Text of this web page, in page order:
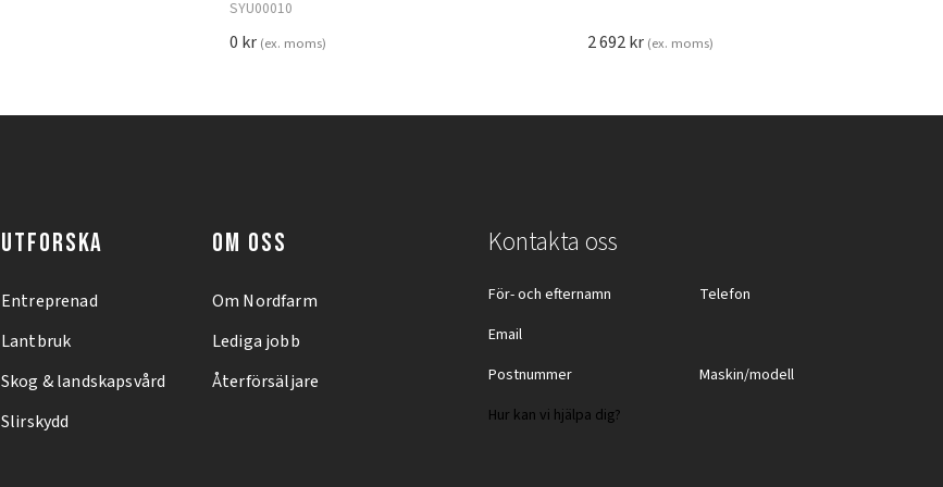
SYU00010
0 kr (ex. moms) 2 692kr (ex. moms)
UTFORSKA
Entreprenad
Lantbruk
Skog & landskapsvård
Slirskydd
OM OSS
Om Nordfarm
Lediga jobb
Återförsäljare
Kontakta oss